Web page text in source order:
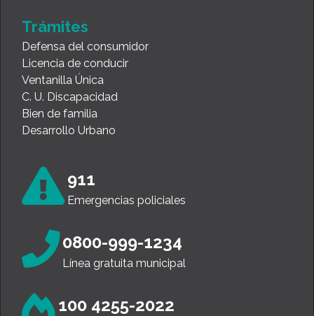
Trámites
Defensa del consumidor
Licencia de conducir
Ventanilla Única
C. U. Discapacidad
Bien de familia
Desarrollo Urbano
911
Emergencias policiales
0800-999-1234
Línea gratuita municipal
100 4255-2022